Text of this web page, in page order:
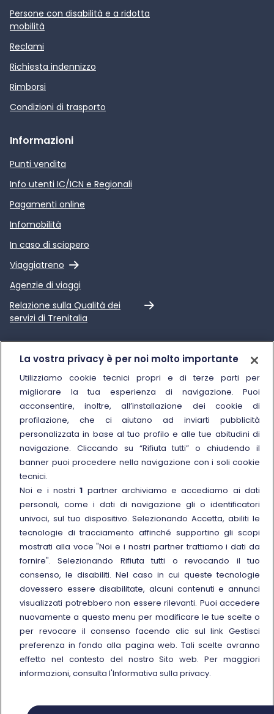
Persone con disabilità e a ridotta
mobilità
Reclami
Richiesta indennizzo
Rimborsi
Condizioni di trasporto
Informazioni
Punti vendita
Info utenti IC/ICN e Regionali
Pagamenti online
Infomobilità
In caso di sciopero
Viaggiatreno
Link esterno
Agenzie di viaggi
Relazione sulla Qualità dei
servizi di Trenitalia
Link esterno
Chi siamo
Sostenibilità
Trenitalia for Business
Manuale di Conservazione
Link esterno
Carriere
Link esterno
La Freccia Mag
Link esterno
Noleggia un treno charter
Viaggi di gruppo
Seguici sui social
© Gruppo FS Italiane 2025
Note legali
Protezione dati personali
Accessibilità
Informativa sui cookies
Gestisci preferenza
La vostra privacy è per noi molto importante
Utilizziamo cookie tecnici propri e di terze parti per
migliorare la tua esperienza di navigazione. Puoi
acconsentire, inoltre, all’installazione dei cookie di
profilazione, che ci aiutano ad inviarti pubblicità
personalizzata in base al tuo profilo e alle tue abitudini di
navigazione. Cliccando su “Rifiuta tutti” o chiudendo il
banner puoi procedere nella navigazione con i soli cookie
tecnici.
Noi e i nostri1 partner archiviamo e accediamo ai dati
personali, come i dati di navigazione gli o identificatori
univoci, sul tuo dispositivo. Selezionando Accetta, abiliti le
tecnologie di tracciamento affinché supportino gli scopi
mostrati alla voce "Noi e i nostri partner trattiamo i dati da
fornire". Selezionando Rifiuta tutti o revocando il tuo
consenso, le disabiliti. Nel caso in cui queste tecnologie
dovessero essere disabilitate, alcuni contenuti e annunci
visualizzati potrebbero non essere rilevanti. Puoi accedere
nuovamente a questo menu per modificare le tue scelte o
per revocare il consenso facendo clic sul link Gestisci
preferenza in fondo alla pagina web. Tali scelte avranno
effetto nel contesto del nostro Sito web. Per maggiori
informazioni, consulta l'Informativa sulla privacy.